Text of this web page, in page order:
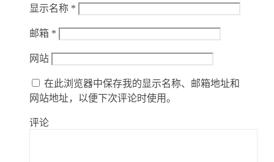
显示名称 *
邮箱 *
网站
在此浏览器中保存我的显示名称、邮箱地址和
网站地址，以便下次评论时使用。
评论